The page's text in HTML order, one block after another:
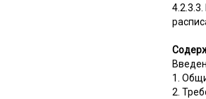
1.
2.